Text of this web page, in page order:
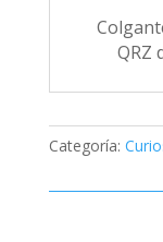
QRZ
Categoría: